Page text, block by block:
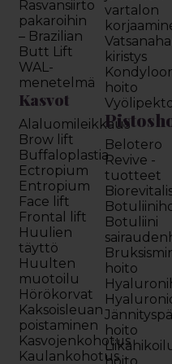
Rasvansiirto
pakaroihin
– Brazilian
Butt Lift
WAL-
menetelmä
Kasvot
Alaluomileikkaus
Brow lift
Buffaloplastia
Ectropium
Entropium
Face lift
Frontal lift
Huulien
täyttö
Huulten
muotoilu
Hörökorvat
Kaksoisleuan
poistaminen
Kasvojenkohotus
Kaulankohotus
vartalon
kiristys
hoito
Belotero
Revive -
tuotteet
Botuliini
hoito
hoito